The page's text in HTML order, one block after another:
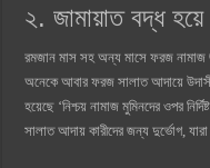
২. জামায়াত বদ্ধ
রমজান মাস সহ অন্য মাসে ফরজ নামাজ
অনেকে আবার ফরজ সালাত আদায়ে
হয়েছে ‘নিশ্চয় নামাজ মুমিনদের ওপর
সালাত আদায় কারীদের জন্য দুর্ভোগ,